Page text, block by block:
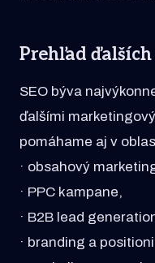
Prehľad
SEO býva
ďalšími
pomáhame aj v
· obsahový
· PPC kampane,
· B2B lead
· branding a